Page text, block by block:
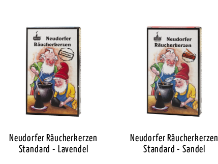
Neudorfer Räucherkerzen
Standard - Lavendel
Neudorfer Räucherkerzen
Standard - Sandel